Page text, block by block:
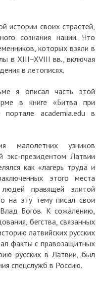
истории своих страстей,
сознания нации. Что
которых взяли в
в XIII−XVIII вв., включая
в летописях.
я описал часть этой
в книге «Битва при
academia.edu в
малолетних узников
экс-президентом Латвии
как «лагерь труда и
этого места
правящей элитой
на эту тему писал свои
Богов. К сожалению,
бегства, связанных
латвийских русских
факты с правозащитных
русских в Латвии, был
спецслужб в Россию.